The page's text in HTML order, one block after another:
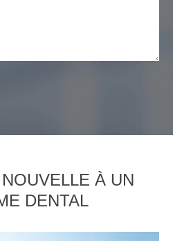
À UN
DENTAL